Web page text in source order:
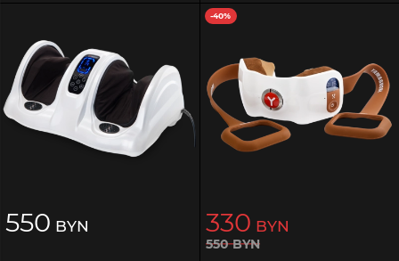
550 BYN
-40%
330 BYN
550BYN